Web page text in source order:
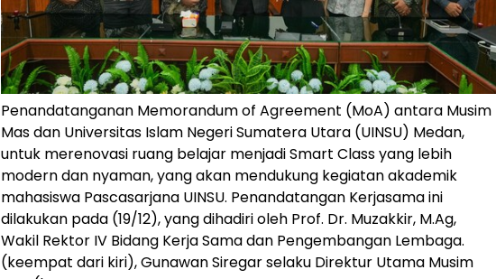
Penandatanganan Memorandum of Agreement (MoA) antara Musim
Mas dan Universitas Islam Negeri Sumatera Utara (UINSU) Medan,
untuk merenovasi ruang belajar menjadi Smart Class yang lebih
modern dan nyaman, yang akan mendukung kegiatan akademik
mahasiswa Pascasarjana UINSU. Penandatangan Kerjasama ini
dilakukan pada (19/12), yang dihadiri oleh Prof. Dr. Muzakkir, M.Ag,
Wakil Rektor IV Bidang Kerja Sama dan Pengembangan Lembaga.
(keempat dari kiri), Gunawan Siregar selaku Direktur Utama Musim